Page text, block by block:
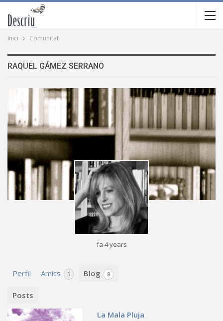
Inici Comunitat
RAQUEL GÁMEZ SERRANO
fa 4 years
Perfil Amics 3 Blog 8
Posts
La Mala Pluja